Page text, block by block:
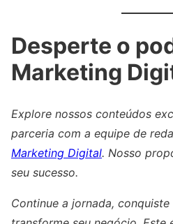
Desperte o
Marketing
Explore nossos conteúdos
parceria com a equipe de
Marketing Digital. Nosso
seu sucesso.
Continue a jornada,